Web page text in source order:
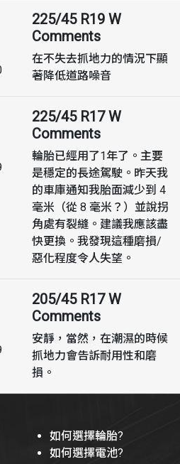
225/45 R19 W
Comments
在不失去抓地力的情況下顯
著降低道路噪音
225/45 R17 W
Comments
輪胎已經用了1年了。主要
是穩定的長途駕駛。昨天我
的車庫通知我胎面減少到 4
毫米（從 8 毫米？）並說拐
角處有裂縫。建議我應該盡
快更換。我發現這種磨損/
惡化程度令人失望。
205/45 R17 W
Comments
安靜，當然，在潮濕的時候
抓地力會告訴耐用性和磨
損。
如何選擇輪胎?
如何選擇電池?